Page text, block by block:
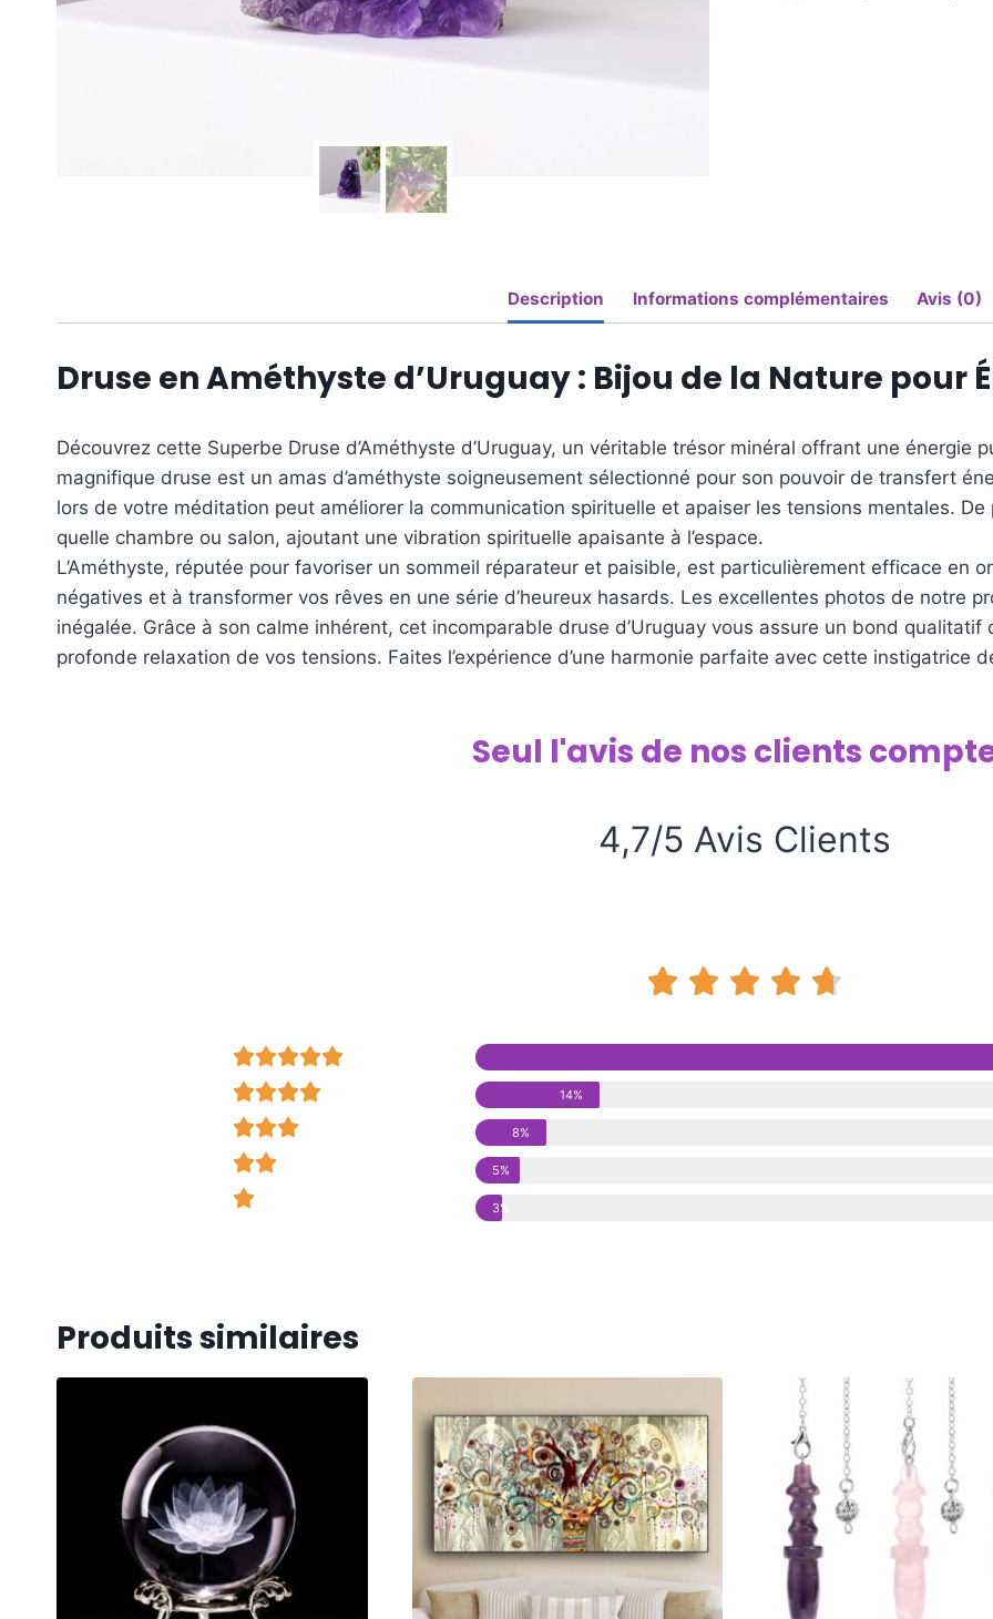
Description Informations complémentaires Avis (0)
Druse en Améthyste d’Uruguay : Bijou de la Nature pour
Découvrez cette Superbe Druse d’Améthyste d’Uruguay, un véritable trésor minéral offrant une énergie
magnifique druse est un amas d’améthyste soigneusement sélectionné pour son pouvoir de transfert
lors de votre méditation peut améliorer la communication spirituelle et apaiser les tensions mentales.
quelle chambre ou salon, ajoutant une vibration spirituelle apaisante à l’espace.
L’Améthyste, réputée pour favoriser un sommeil réparateur et paisible, est particulièrement efficace en
négatives et à transformer vos rêves en une série d’heureux hasards. Les excellentes photos de notre
inégalée. Grâce à son calme inhérent, cet incomparable druse d’Uruguay vous assure un bond
profonde relaxation de vos tensions. Faites l’expérience d’une harmonie parfaite avec cette instigatrice
Seul l'avis de nos clients
4,7/5 Avis Clients
    





14%
8%
5%
3%
Produits similaires